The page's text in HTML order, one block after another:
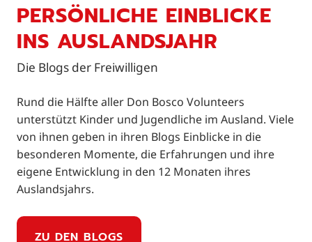
PERSÖNLICHE EINBLICKE
INS AUSLANDSJAHR
Die Blogs der Freiwilligen
Rund die Hälfte aller Don Bosco Volunteers
unterstützt Kinder und Jugendliche im Ausland. Viele
von ihnen geben in ihren Blogs Einblicke in die
besonderen Momente, die Erfahrungen und ihre
eigene Entwicklung in den 12 Monaten ihres
Auslandsjahrs.
ZU DEN BLOGS